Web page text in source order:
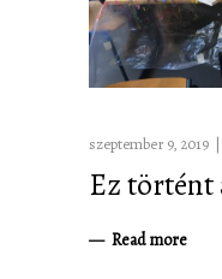
szeptember 9, 2019
Ez
Read more